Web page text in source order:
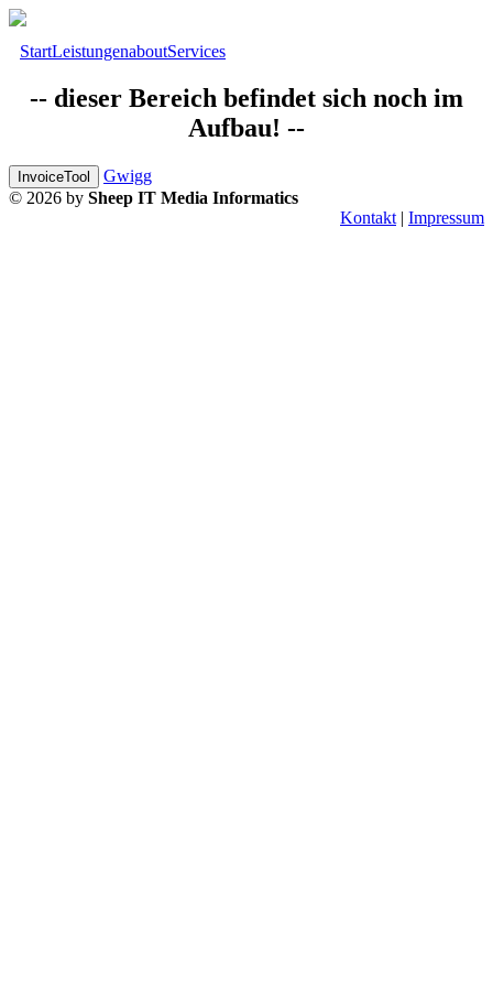
StartLeistungenaboutServices
-- dieser Bereich befindet sich noch im
Aufbau! --
InvoiceTool
Gwigg
© 2026 by Sheep IT Media Informatics
Kontakt | Impressum